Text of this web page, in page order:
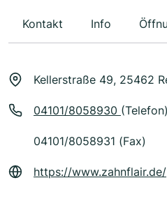
Kontakt Info
Kellerstraße 49, 25462
04101/8058930 (Telefon)
04101/8058931 (Fax)
https://www.zahnflair.de/